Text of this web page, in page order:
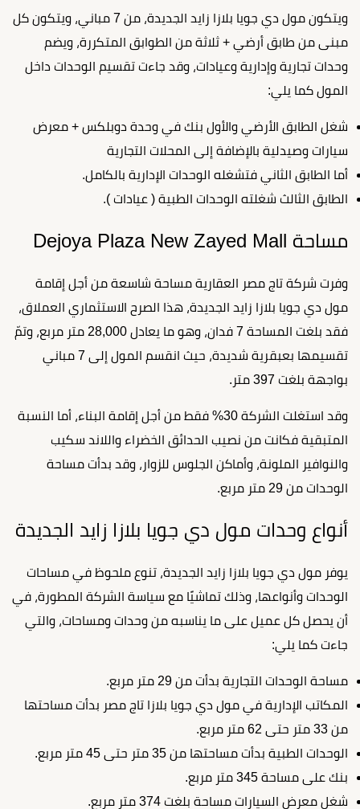
ويتكون مول دي جويا بلازا زايد الجديدة، من 7 مباني، ويتكون كل
مبنى من طابق أرضي + ثلاثة من الطوابق المتكررة، ويضم
وحدات تجارية وإدارية وعيادات، وقد جاءت تقسيم الوحدات داخل
المول كما يلي:
شغل الطابق الأرضي والأول بنك في وحدة دوبلكس + معرض
سيارات وصيدلية بالإضافة إلى المحلات التجارية
أما الطابق الثاني فتشغله الوحدات الإدارية بالكامل.
الطابق الثالث شغلته الوحدات الطبية ( عيادات ).
مساحة Dejoya Plaza New Zayed Mall
وفرت شركة تاج مصر العقارية مساحة شاسعة من أجل إقامة
مول دي جويا بلازا زايد الجديدة، هذا الصرح الاستثماري العملاق،
فقد بلغت المساحة 7 فدان، وهو ما يعادل 28,000 متر مربع، وتمّ
تقسيمها بعبقرية شديدة، حيث انقسم المول إلى 7 مباني
بواجهة بلغت 397 متر.
وقد استغلت الشركة 30% فقط من أجل إقامة البناء، أما النسبة
المتبقية فكانت من نصيب الحدائق الخضراء واللاند سكيب
والنوافير الملونة، وأماكن الجلوس للزوار، وقد بدأت مساحة
الوحدات من 29 متر مربع.
أنواع وحدات مول دي جويا بلازا زايد الجديدة
يوفر مول دي جويا بلازا زايد الجديدة، تنوع ملحوظ في مساحات
الوحدات وأنواعها، وذلك تماشيًا مع سياسة الشركة المطورة، في
أن يحصل كل عميل على ما يناسبه من وحدات ومساحات، والتي
جاءت كما يلي:
مساحة الوحدات التجارية بدأت من 29 متر مربع.
المكاتب الإدارية في مول دي جويا بلازا تاج مصر بدأت مساحتها
من 33 متر حتى 62 متر مربع.
الوحدات الطبية بدأت مساحتها من 35 متر حتى 45 متر مربع.
بنك على مساحة 345 متر مربع.
شغل معرض السيارات مساحة بلغت 374 متر مربع.